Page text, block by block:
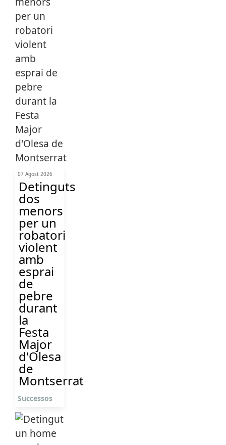
07 Agost 2026
Detinguts
dos
menors
per un
robatori
violent
amb
esprai
de
pebre
durant
la
Festa
Major
d'Olesa
de
Montserrat
Successos